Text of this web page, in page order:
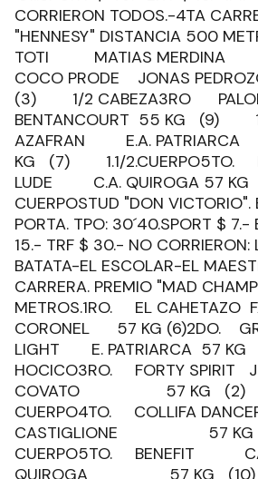
CORRIERON TODOS.-4TA
"HENNESY" DISTANCIA 500
TOTI MATIAS MERDINA
COCO PRODE JONAS
(3) 1/2 CABEZA3RO
BENTANCOURT 55 KG (9) 1
AZAFRAN E.A.
KG (7) 1.1/2.CUERPO5TO.
LUDE C.A. QUIROGA 57
CUERPOSTUD "DON VICTORIO".
PORTA. TPO: 30´40.SPORT $ 7.-
15.- TRF $ 30.- NO CORRIERON:
BATATA-EL ESCOLAR-EL
CARRERA. PREMIO "MAD
METROS.1RO. EL CAHETAZO
CORONEL 57 KG (6)2DO.
LIGHT E. PATRIARCA 57
HOCICO3RO. FORTY SPIRIT
COVATO 57 KG
CUERPO4TO. COLLIFA
CASTIGLIONE 57
CUERPO5TO. BENEFIT
QUIROGA 57 KG